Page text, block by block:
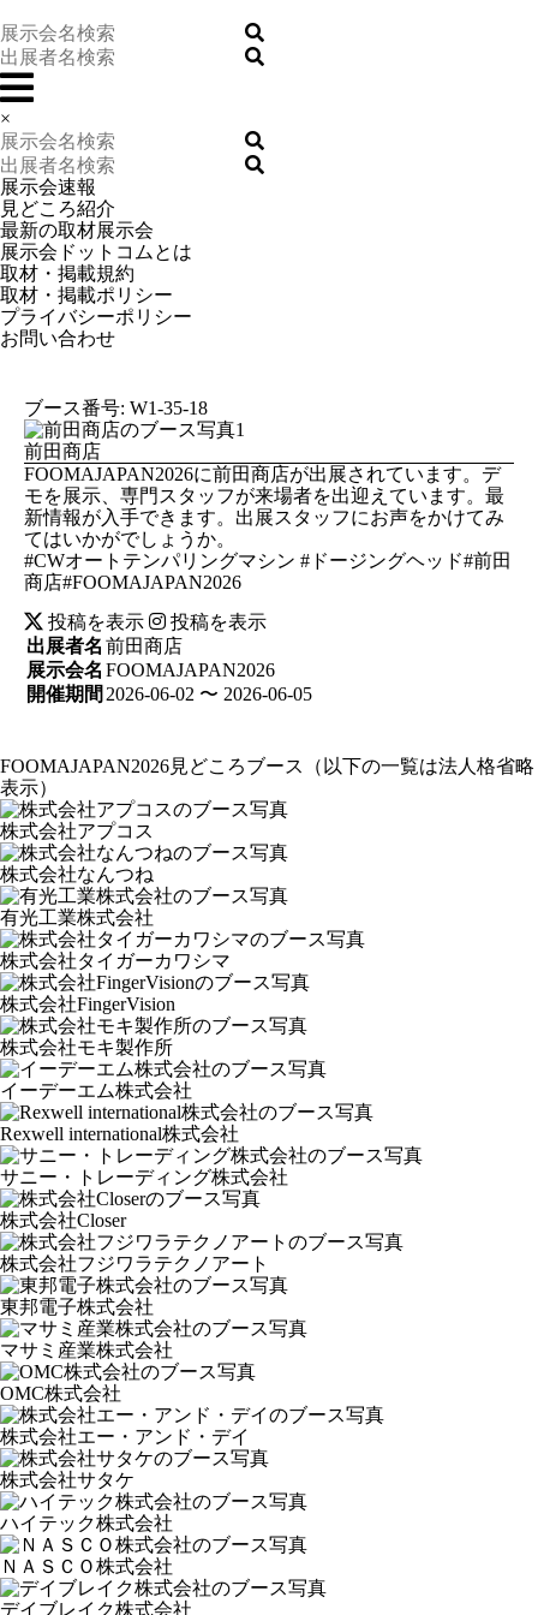
×
展示会速報
見どころ紹介
最新の取材展示会
展示会ドットコムとは
取材・掲載規約
取材・掲載ポリシー
プライバシーポリシー
お問い合わせ
ブース番号: W1-35-18
前田商店
FOOMAJAPAN2026に前田商店が出展されています。デ
モを展示、専門スタッフが来場者を出迎えています。最
新情報が入手できます。出展スタッフにお声をかけてみ
てはいかがでしょうか。
#CWオートテンパリングマシン #ドージングヘッド#前田
商店#FOOMAJAPAN2026
投稿を表示
投稿を表示
出展者名 前田商店
展示会名 FOOMAJAPAN2026
開催期間 2026-06-02 〜 2026-06-05
FOOMAJAPAN2026見どころブース
（以下の一覧は法人格省略
表示）
株式会社アプコス
株式会社なんつね
有光工業株式会社
株式会社タイガーカワシマ
株式会社FingerVision
株式会社モキ製作所
イーデーエム株式会社
Rexwell international株式会社
サニー・トレーディング株式会社
株式会社Closer
株式会社フジワラテクノアート
東邦電子株式会社
マサミ産業株式会社
OMC株式会社
株式会社エー・アンド・デイ
株式会社サタケ
ハイテック株式会社
ＮＡＳＣＯ株式会社
デイブレイク株式会社